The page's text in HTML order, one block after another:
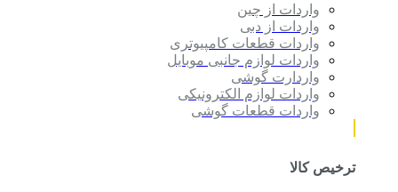
واردات از چین
واردات از دبی
واردات قطعات کامپیوتری
واردات لوازم جانبی موبایل
واردارت گوشی
واردات لوازم الکترونیکی
واردات قطعات گوشی
ترخیص کالا